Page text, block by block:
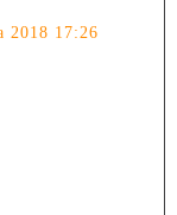
2018 17:26